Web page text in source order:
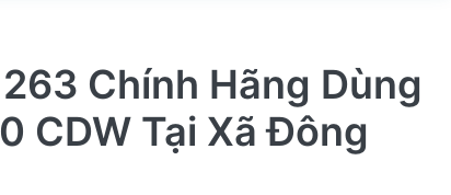
Chính Hãng Dùng
CDW Tại Xã Đông